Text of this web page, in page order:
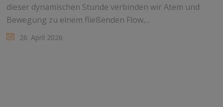
dieser dynamischen Stunde verbinden wir Atem und
Bewegung zu einem fließenden Flow,...
26. April 2026